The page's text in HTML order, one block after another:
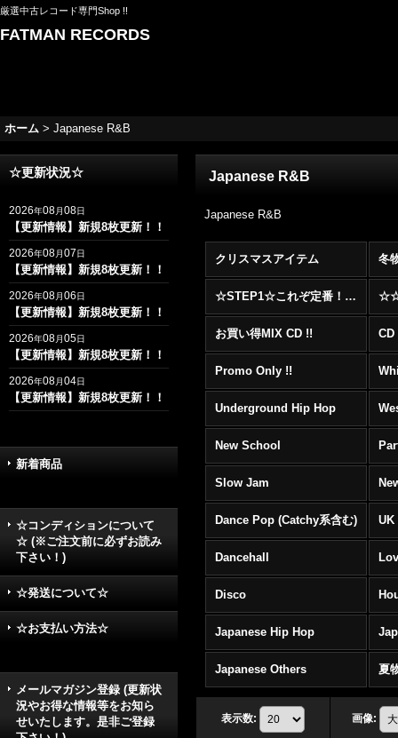
厳選中古レコード専門Shop !!
FATMAN RECORDS
ホーム > Japanese R&B
☆更新状況☆
2026年08月08日
【更新情報】新規8枚更新！！
2026年08月07日
【更新情報】新規8枚更新！！
2026年08月06日
【更新情報】新規8枚更新！！
2026年08月05日
【更新情報】新規8枚更新！！
2026年08月04日
【更新情報】新規8枚更新！！
新着商品
☆コンディションについて
☆ (※ご注文前に必ずお読み
下さい！)
☆発送について☆
☆お支払い方法☆
メールマガジン登録 (更新状
況やお得な情報等をお知ら
せいたします。是非ご登録
Japanese R&B
Japanese R&B
クリスマスアイテム 冬
☆STEP1☆これぞ定番！！まずはここから！2000年代R&BフロアヒットBest 100 !!!
お買い得MIX CD !!
Promo Only !!
Underground Hip Hop
New School
Slow Jam
Dance Pop (Catchy系含む) UK
Dancehall
Disco
Japanese Hip Hop
Japanese Others 夏
表示数: 画像: